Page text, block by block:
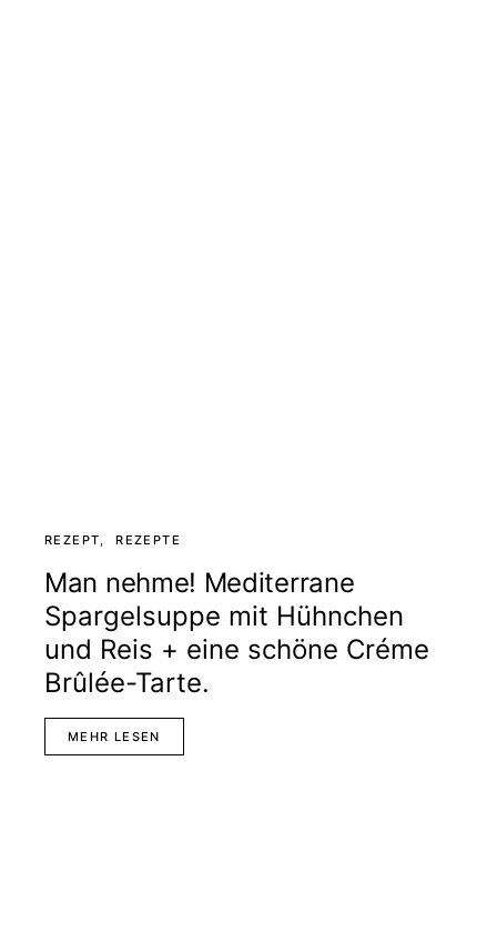
REZEPT REZEPTE
Man nehme! Mediterrane
Spargelsuppe mit Hühnchen
und Reis + eine schöne Créme
Brûlée-Tarte.
MEHR LESEN